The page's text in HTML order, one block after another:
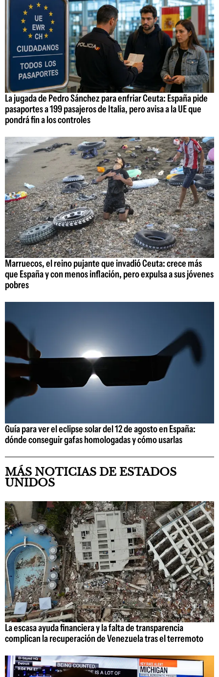
La jugada de Pedro Sánchez para enfriar Ceuta: España pide
pasaportes a 199 pasajeros de Italia, pero avisa a la UE que
pondrá fin a los controles
Marruecos, el reino pujante que invadió Ceuta: crece más
que España y con menos inflación, pero expulsa a sus jóvenes
pobres
Guía para ver el eclipse solar del 12 de agosto en España:
dónde conseguir gafas homologadas y cómo usarlas
MÁS NOTICIAS DE ESTADOS
UNIDOS
La escasa ayuda financiera y la falta de transparencia
complican la recuperación de Venezuela tras el terremoto